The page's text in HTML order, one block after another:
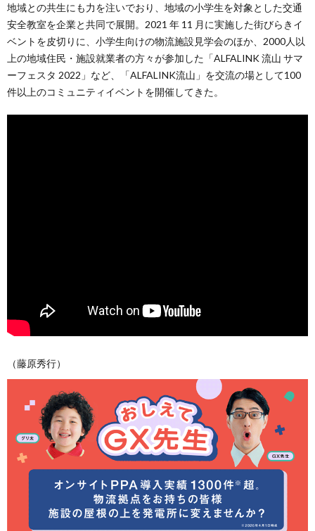
地域との共生にも力を注いでおり、地域の小学生を対象とした交通
安全教室を企業と共同で展開。2021 年 11 月に実施した街びらきイ
ベントを皮切りに、小学生向けの物流施設見学会のほか、2000人以
上の地域住民・施設就業者の方々が参加した「ALFALINK 流山 サマ
ーフェスタ 2022」など、「ALFALINK流山」を交流の場として100
件以上のコミュニティイベントを開催してきた。
（藤原秀行）